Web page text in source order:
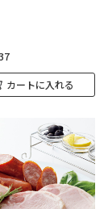
カートに入れる